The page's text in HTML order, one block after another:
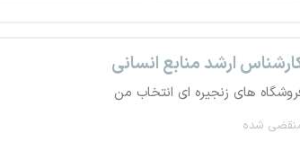
ارشد منابع انسانی
های زنجیره ای انتخاب من
شده